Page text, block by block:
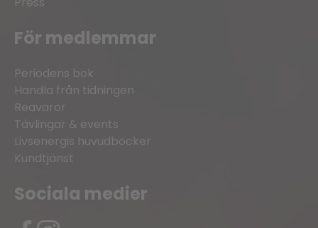
För medlemmar
Periodens bok
Handla från tidningen
Reavaror
Tävlingar & events
Livsenergis huvudböcker
Kundtjänst
Sociala medier